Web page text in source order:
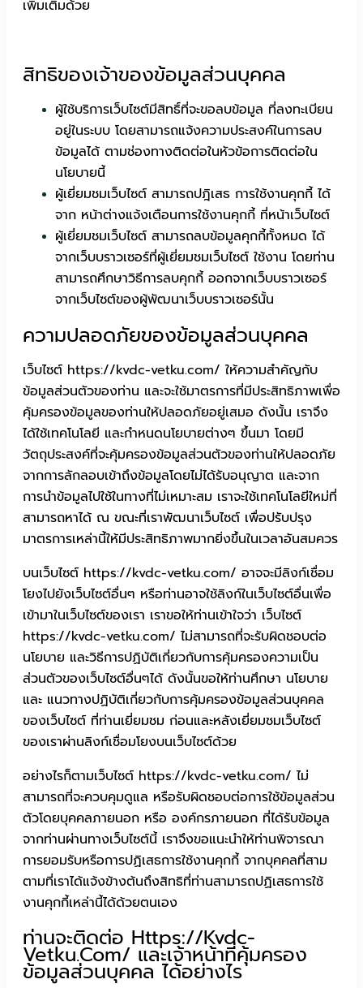
เพิ่มเติมด้วย
สิทธิของเจ้าของข้อมูลส่วนบุคคล
ผู้ใช้บริการเว็บไซต์มีสิทธิ์ที่จะขอลบข้อมูล ที่ลงทะเบียน
อยู่ในระบบ โดยสามารถแจ้งความประสงค์ในการลบ
ข้อมูลได้ ตามช่องทางติดต่อในหัวข้อการติดต่อใน
นโยบายนี้
ผู้เยี่ยมชมเว็บไซต์ สามารถปฎิเสธ การใช้งานคุกกี้ ได้
จาก หน้าต่างแจ้งเตือนการใช้งานคุกกี้ ที่หน้าเว็บไซต์
ผู้เยี่ยมชมเว็บไซต์ สามารถลบข้อมูลคุกกี้ทั้งหมด ได้
จากเว็บบราวเซอร์ที่ผู้เยี่ยมชมเว็บไซต์ ใช้งาน โดยท่าน
สามารถศึกษาวิธีการลบคุกกี้ ออกจากเว็บบราวเซอร์
จากเว็บไซต์ของผู้พัฒนาเว็บบราวเซอร์นั้น
ความปลอดภัยของข้อมูลส่วนบุคคล
เว็บไซต์ https://kvdc-vetku.com/ ให้ความสำคัญกับ
ข้อมูลส่วนตัวของท่าน และจะใช้มาตรการที่มีประสิทธิภาพเพื่อ
คุ้มครองข้อมูลของท่านให้ปลอดภัยอยู่เสมอ ดังนั้น เราจึง
ได้ใช้เทคโนโลยี และกำหนดนโยบายต่างๆ ขึ้นมา โดยมี
วัตถุประสงค์ที่จะคุ้มครองข้อมูลส่วนตัวของท่านให้ปลอดภัย
จากการลักลอบเข้าถึงข้อมูลโดยไม่ได้รับอนุญาต และจาก
การนำข้อมูลไปใช้ในทางที่ไม่เหมาะสม เราจะใช้เทคโนโลยีใหม่ที่
สามารถหาได้ ณ ขณะที่เราพัฒนาเว็บไซต์ เพื่อปรับปรุง
มาตรการเหล่านี้ให้มีประสิทธิภาพมากยิ่งขึ้นในเวลาอันสมควร
บนเว็บไซต์ https://kvdc-vetku.com/ อาจจะมีลิงก์เชื่อม
โยงไปยังเว็บไซต์อื่นๆ หรือท่านอาจใช้ลิงก์ในเว็บไซต์อื่นเพื่อ
เข้ามาในเว็บไซต์ของเรา เราขอให้ท่านเข้าใจว่า เว็บไซต์
https://kvdc-vetku.com/ ไม่สามารถที่จะรับผิดชอบต่อ
นโยบาย และวิธีการปฏิบัติเกี่ยวกับการคุ้มครองความเป็น
ส่วนตัวของเว็บไซต์อื่นๆได้ ดังนั้นขอให้ท่านศึกษา นโยบาย
และ แนวทางปฏิบัติเกี่ยวกับการคุ้มครองข้อมูลส่วนบุคคล
ของเว็บไซต์ ที่ท่านเยี่ยมชม ก่อนและหลังเยี่ยมชมเว็บไซต์
ของเราผ่านลิงก์เชื่อมโยงบนเว็บไซต์ด้วย
อย่างไรก็ตามเว็บไซต์ https://kvdc-vetku.com/ ไม่
สามารถที่จะควบคุมดูแล หรือรับผิดชอบต่อการใช้ข้อมูลส่วน
ตัวโดยบุคคลภายนอก หรือ องค์กรภายนอก ที่ได้รับข้อมูล
จากท่านผ่านทางเว็บไซต์นี้ เราจึงขอแนะนำให้ท่านพิจารณา
การยอมรับหรือการปฏิเสธการใช้งานคุกกี้ จากบุคคลที่สาม
ตามที่เราได้แจ้งข้างต้นถึงสิทธิที่ท่านสามารถปฏิเสธการใช้
งานคุกกี้เหล่านี้ได้ด้วยตนเอง
ท่านจะติดต่อ Https://kvdc-
Vetku.com/ และเจ้าหน้าที่คุ้มครอง
ข้อมูลส่วนบุคคล ได้อย่างไร